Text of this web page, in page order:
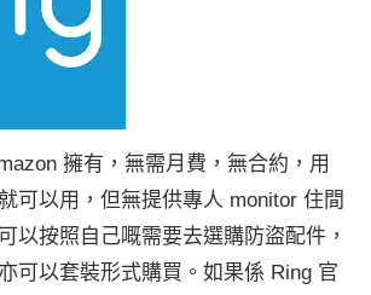
擁有，無需月費，無合約，用
可以用，但無提供專人 monitor 住間
以按照自己嘅需要去選購防盜配件，
可以套裝形式購買。如果係 Ring 官